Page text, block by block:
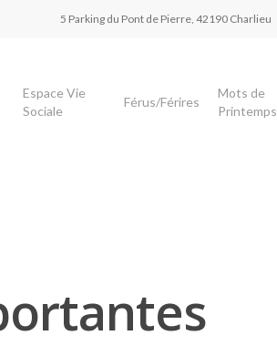
5 Parking du Pont de Pierre, 42190 Charlieu
Espace Vie
Sociale
Férus/Férires
Mots de
Printemps